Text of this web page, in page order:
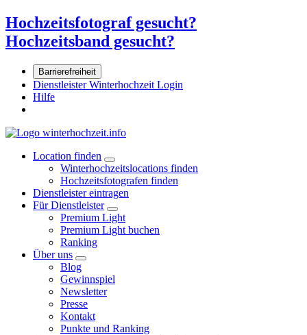
Hochzeitsfotograf gesucht?
Hochzeitsband gesucht?
Barrierefreiheit
Dienstleister Winterhochzeit Login
Hilfe
Location finden
Winterhochzeitslocations finden
Hochzeitsfotografen finden
Dienstleister eintragen
Für Dienstleister
Premium Light
Premium Light buchen
Ranking
Über uns
Blog
Gewinnspiel
Newsletter
Presse
Kontakt
Punkte und Ranking